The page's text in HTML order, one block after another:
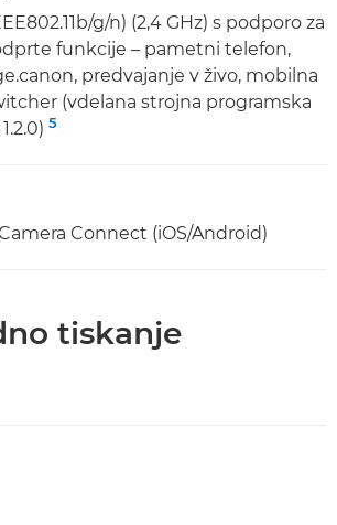
g/n) (2,4 GHz) s podporo za
funkcije – pametni telefon,
predvajanje v živo, mobilna
(vdelana strojna programska
5
Connect (iOS/Android)
tiskanje